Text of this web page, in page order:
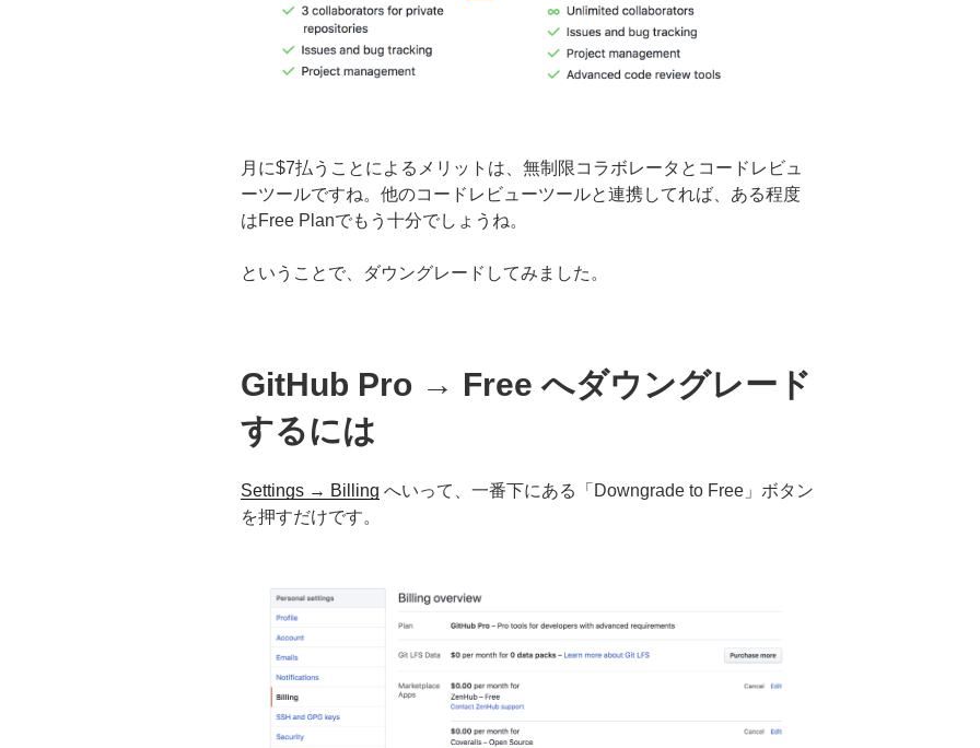
月に$7払うことによるメリットは、無制限コラボレータとコードレビュ
ーツールですね。他のコードレビューツールと連携してれば、ある程度
はFree Planでもう十分でしょうね。
ということで、ダウングレードしてみました。
GitHub Pro → Free へダウングレード
するには
Settings → Billing へいって、一番下にある「Downgrade to Free」ボタン
を押すだけです。